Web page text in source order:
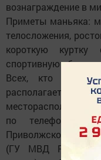
вознаграждение в
Приметы маньяка:
телосложения,
короткую
спортивную обувь.
Всех, кто где-
располагает
по телефонам:
Приволжскому
(ГУ МВД России